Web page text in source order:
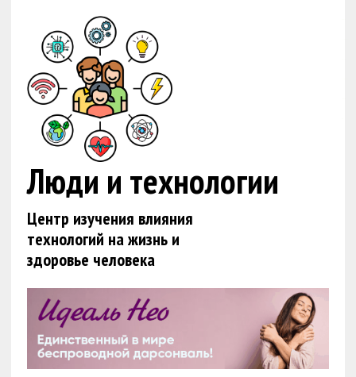
Люди и технологии
Центр изучения влияния
технологий на жизнь и
здоровье человека